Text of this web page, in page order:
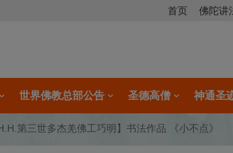
首页 佛陀讲
世界佛教总部公告 圣德高僧 神通圣
H.H.第三世多杰羌佛工巧明】书法作品 《小不点》